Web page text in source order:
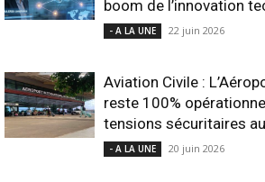
boom de l’innovation
- A LA UNE 22 juin 2026
Aviation Civile :
reste 100%
tensions sécuritaires
- A LA UNE 20 juin 2026